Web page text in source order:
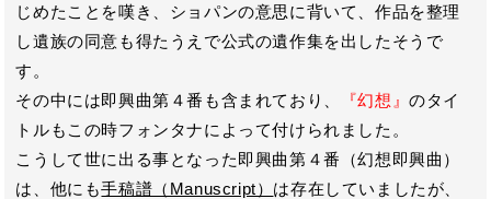
じめたことを嘆き、ショパンの意思に背いて、作品を整理
し遺族の同意も得たうえで公式の遺作集を出したそうで
す。
その中には即興曲第４番も含まれており、
『幻想』のタイ
トルもこの時フォンタナによって付けられました。
こうして世に出る事となった即興曲第４番（幻想即興曲）
は、他にも手稿譜（Manuscript） は存在していましたが、